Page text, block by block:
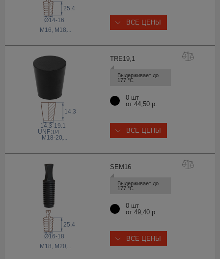
25.4
Ø14-16
M16, M18,...
ВСЕ ЦЕНЫ
TRE19,1
Выдерживает до
177 °С
14.3
14.3-19.1
M18-20,...
UNF 3/4
0 шт
от 44,50 р.
ВСЕ ЦЕНЫ
SEM 16
Выдерживает до
177 °С
25.4
Ø16-18
M18, M20,...
0 шт
от 49,40 р.
ВСЕ ЦЕНЫ